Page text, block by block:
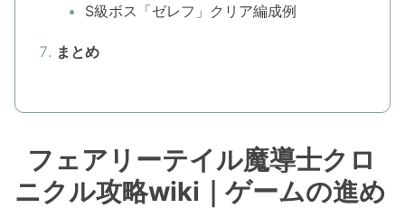
S級ボス「ゼレフ」クリア編成例
まとめ
フェアリーテイル魔導士クロ
ニクル攻略wiki｜ゲームの進め